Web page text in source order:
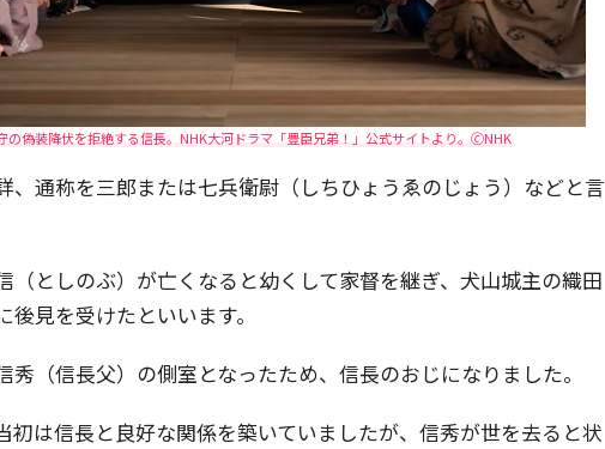
の偽装降伏を拒絶する信長。NHK大河ドラマ「豊臣兄弟！」公式サイトより。🄫NHK
、通称を三郎または七兵衛尉（しちひょうゑのじょう）などと言
（としのぶ）が亡くなると幼くして家督を継ぎ、犬山城主の織田
見を受けたといいます。
秀（信長父）の側室となったため、信長のおじになりました。
初は信長と良好な関係を築いていましたが、信秀が世を去ると状